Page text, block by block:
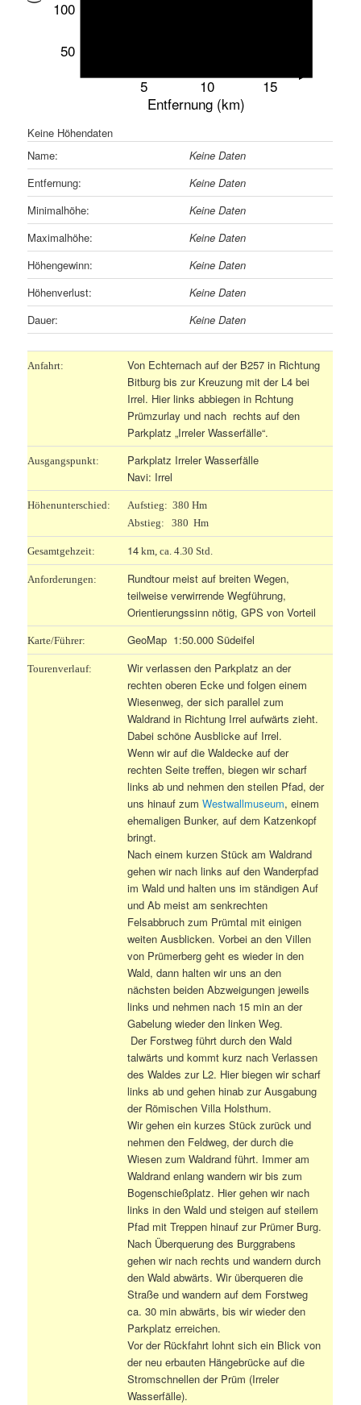
50
100
5 10
15
Entfernung (km)
Keine Höhendaten
Name:
Keine Daten
Entfernung:
Keine Daten
Minimalhöhe:
Keine Daten
Maximalhöhe:
Keine Daten
Höhengewinn:
Keine Daten
Höhenverlust:
Keine Daten
Dauer:
Keine Daten
Anfahrt: Von Echternach auf der B257 in Richtung
Bitburg bis zur Kreuzung mit der L4 bei
Irrel. Hier links abbiegen in Rchtung
Prümzurlay und nach rechts auf den
Parkplatz „Irreler Wasserfälle“.
Ausgangspunkt:
Parkplatz Irreler Wasserfälle
Navi: Irrel
Höhenunterschied:
Aufstieg: 380 Hm
Abstieg: 380 Hm
Gesamtgehzeit: 14 km, ca. 4.30 Std.
Anforderungen:
Rundtour meist auf breiten Wegen,
teilweise verwirrende Wegführung,
Orientierungssinn nötig, GPS von Vorteil
Karte/Führer: GeoMap 1:50.000 Südeifel
Tourenverlauf:
Wir verlassen den Parkplatz an der
rechten oberen Ecke und folgen einem
Wiesenweg, der sich parallel zum
Waldrand in Richtung Irrel aufwärts zieht.
Dabei schöne Ausblicke auf Irrel.
Wenn wir auf die Waldecke auf der
rechten Seite treffen, biegen wir scharf
links ab und nehmen den steilen Pfad, der
uns hinauf zumWestwallmuseum, einem
ehemaligen Bunker, auf dem Katzenkopf
bringt.
Nach einem kurzen Stück am Waldrand
gehen wir nach links auf den Wanderpfad
im Wald und halten uns im ständigen Auf
und Ab meist am senkrechten
Felsabbruch zum Prümtal mit einigen
weiten Ausblicken. Vorbei an den Villen
von Prümerberg geht es wieder in den
Wald, dann halten wir uns an den
nächsten beiden Abzweigungen jeweils
links und nehmen nach 15 min an der
Gabelung wieder den linken Weg.
Der Forstweg führt durch den Wald
talwärts und kommt kurz nach Verlassen
des Waldes zur L2. Hier biegen wir scharf
links ab und gehen hinab zur Ausgabung
der Römischen Villa Holsthum.
Wir gehen ein kurzes Stück zurück und
nehmen den Feldweg, der durch die
Wiesen zum Waldrand führt. Immer am
Waldrand enlang wandern wir bis zum
Bogenschießplatz. Hier gehen wir nach
links in den Wald und steigen auf steilem
Pfad mit Treppen hinauf zur Prümer Burg.
Nach Überquerung des Burggrabens
gehen wir nach rechts und wandern durch
den Wald abwärts. Wir überqueren die
Straße und wandern auf dem Forstweg
ca. 30 min abwärts, bis wir wieder den
Parkplatz erreichen.
Vor der Rückfahrt lohnt sich ein Blick von
der neu erbauten Hängebrücke auf die
Stromschnellen der Prüm (Irreler
Wasserfälle).